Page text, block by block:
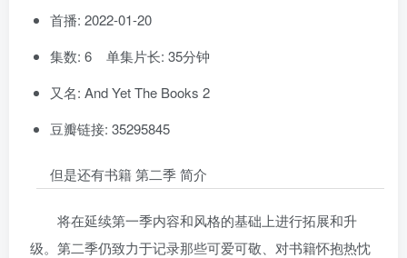
首播: 2022-01-20
集数: 6 单集片长: 35分钟
又名: And Yet The Books 2
豆瓣链接: 35295845
但是还有书籍 第二季 简介
将在延续第一季内容和风格的基础上进行拓展和升
级。第二季仍致力于记录那些可爱可敬、对书籍怀抱热忱